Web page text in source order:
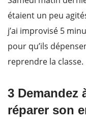
étaient un peu
j’ai improvisé 5
pour qu’ils
reprendre la classe.
3 Demandez
réparer son